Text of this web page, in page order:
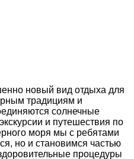
новый вид отдыха для
традициям и
солнечные
и путешествия по
моря мы с ребятами
но и становимся частью
процедуры